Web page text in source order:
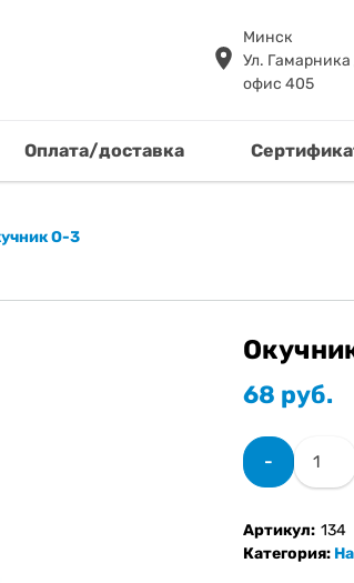
Минск
Ул. Гамарника
офис 405
Оплата/доставка
О-3
68 руб.
-
Количество
товара
О-3
Артикул: 134
Категория: